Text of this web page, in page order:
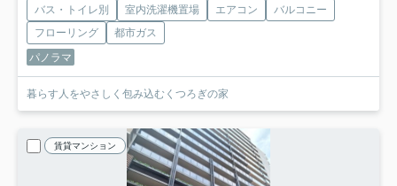
バス・トイレ別 室内洗濯機置場 エアコン
バルコニー
フローリング
都市ガス
パノラマ
暮らす人をやさしく包み込むくつろぎの家
賃貸マンション